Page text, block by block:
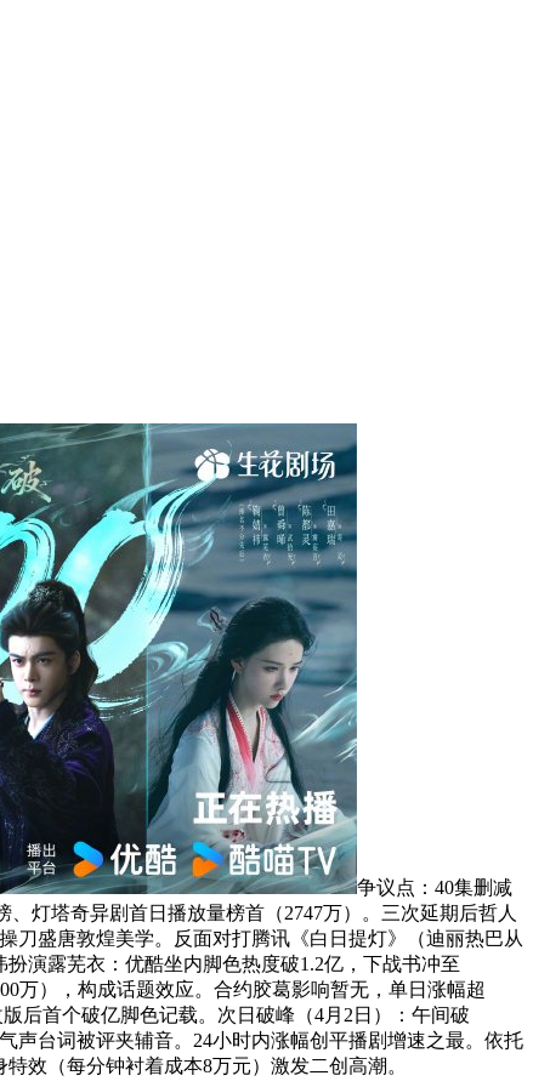
争议点：40集删减
灯塔奇异剧首日播放量榜首（2747万）。三次延期后哲人
刀盛唐敦煌美学。反面对打腾讯《白日提灯》（迪丽热巴从
演露芜衣：优酷坐内脚色热度破1.2亿，下战书冲至
万），构成话题效应。合约胶葛影响暂无，单日涨幅超
后首个破亿脚色记载。次日破峰（4月2日）：午间破
声台词被评夹辅音。24小时内涨幅创平播剧增速之最。依托
效（每分钟衬着成本8万元）激发二创高潮。